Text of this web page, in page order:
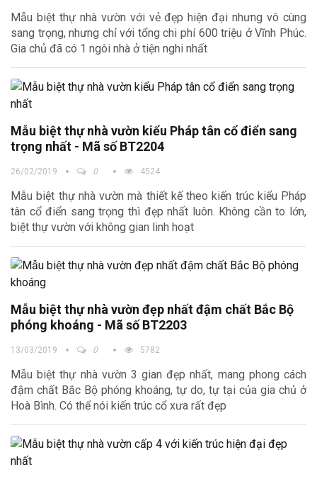
Mẫu biệt thự nhà vườn với vẻ đẹp hiện đại nhưng vô cùng
sang trọng, nhưng chỉ với tổng chi phí 600 triệu ở Vĩnh Phúc.
Gia chủ đã có 1 ngôi nhà ở tiện nghi nhất
Mẫu biệt thự nhà vườn kiểu Pháp tân cổ điển sang
trọng nhất - Mã số BT2204
26/02/2019 0 4524
Mẫu biệt thự nhà vườn mà thiết kế theo kiến trúc kiểu Pháp
tân cổ điển sang trọng thì đẹp nhất luôn. Không cần to lớn,
biệt thự vườn với không gian linh hoạt
Mẫu biệt thự nhà vườn đẹp nhất đậm chất Bắc Bộ
phóng khoáng - Mã số BT2203
13/03/2019 0 5782
Mẫu biệt thự nhà vườn 3 gian đẹp nhất, mang phong cách
đậm chất Bắc Bộ phóng khoáng, tự do, tự tại của gia chủ ở
Hoà Bình. Có thể nói kiến trúc cổ xưa rất đẹp